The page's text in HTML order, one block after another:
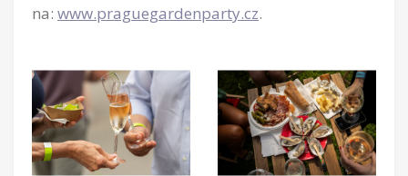
na: www.praguegardenparty.cz.